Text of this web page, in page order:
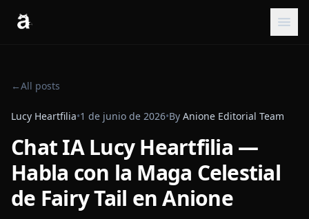
←All posts
Lucy Heartfilia•1 de junio de 2026•By Anione Editorial Team
Chat IA Lucy Heartfilia —
Habla con la Maga Celestial
de Fairy Tail en Anione